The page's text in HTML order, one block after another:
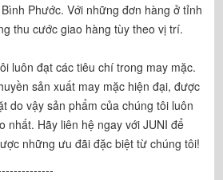
Phước. Với những đơn hàng ở tỉnh
thu cước giao hàng tùy theo vị trí.
luôn đạt các tiêu chí trong may mặc.
sản xuất may mặc hiện đại, được
do vậy sản phẩm của chúng tôi luôn
nhất. Hãy liên hệ ngay với JUNI để
những ưu đãi đặc biệt từ chúng tôi!